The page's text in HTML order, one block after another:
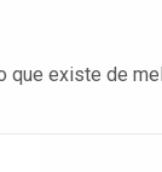
existe de